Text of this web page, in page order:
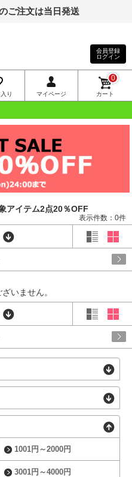
ご注文は当日発送
会員登録
ログイン
り マイページ カート
0
アイテム2点20％OFF
表示件数：0件
いません。
1001円～2000円
3001円～4000円